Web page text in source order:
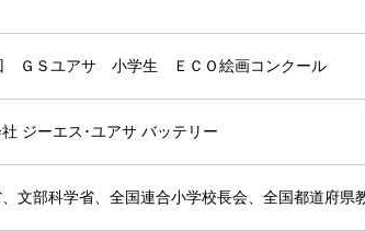
ＧＳユアサ 小学生 ＥＣＯ絵画コンクール
ジーエス･ユアサ バッテリー
文部科学省、全国連合小学校長会、全国都道府県